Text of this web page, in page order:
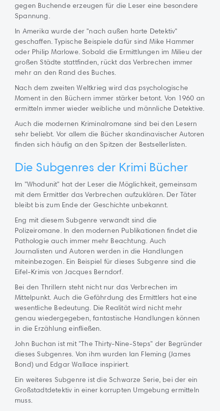
gegen Buchende erzeugen für die Leser eine besondere
Spannung.
In Amerika wurde der "nach außen harte Detektiv"
geschaffen. Typische Beispiele dafür sind Mike Hammer
oder Philip Marlowe. Sobald die Ermittlungen im Milieu der
großen Städte stattfinden, rückt das Verbrechen immer
mehr an den Rand des Buches.
Nach dem zweiten Weltkrieg wird das psychologische
Moment in den Büchern immer stärker betont. Von 1960 an
ermitteln immer wieder weibliche und männliche Detektive.
Auch die modernen Kriminalromane sind bei den Lesern
sehr beliebt. Vor allem die Bücher skandinavischer Autoren
finden sich häufig an den Spitzen der Bestsellerlisten.
Die Subgenres der Krimi Bücher
Im "Whodunit" hat der Leser die Möglichkeit, gemeinsam
mit dem Ermittler das Verbrechen aufzuklären. Der Täter
bleibt bis zum Ende der Geschichte unbekannt.
Eng mit diesem Subgenre verwandt sind die
Polizeiromane. In den modernen Publikationen findet die
Pathologie auch immer mehr Beachtung. Auch
Journalisten und Autoren werden in die Handlungen
miteinbezogen. Ein Beispiel für dieses Subgenre sind die
Eifel-Krimis von Jacques Berndorf.
Bei den Thrillern steht nicht nur das Verbrechen im
Mittelpunkt. Auch die Gefährdung des Ermittlers hat eine
wesentliche Bedeutung. Die Realität wird nicht mehr
genau wiedergegeben, fantastische Handlungen können
in die Erzählung einfließen.
John Buchan ist mit "The Thirty-Nine-Steps" der Begründer
dieses Subgenres. Von ihm wurden Ian Fleming (James
Bond) und Edgar Wallace inspiriert.
Ein weiteres Subgenre ist die Schwarze Serie, bei der ein
Großstadtdetektiv in einer korrupten Umgebung ermitteln
muss.